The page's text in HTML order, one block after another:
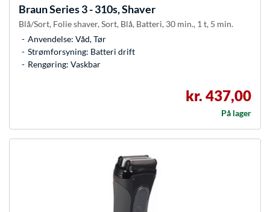
BraunSeries 3 - 310s, Shaver
Blå/Sort, Folie shaver, Sort, Blå, Batteri, 30 min., 1 t, 5 min.
Anvendelse: Våd, Tør
Strømforsyning: Batteri drift
Rengøring: Vaskbar
kr. 437,00
På lager